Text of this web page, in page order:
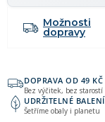
Možnosti
dopravy
DOPRAVA OD 49 KČ
Bez výčitek, bez starostí
UDRŽITELNÉ BALENÍ
Šetříme obaly i planetu